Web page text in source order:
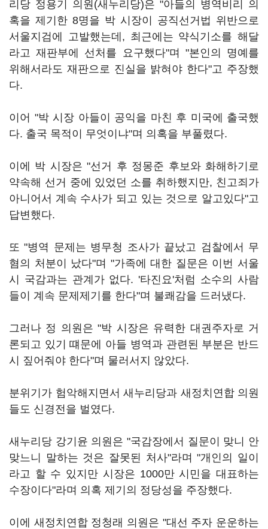
리당 정용기 의원(새누리당)은 "아들의 병역비리 의
혹을 제기한 8명을 박 시장이 공직선거법 위반으로
서울지검에 고발했는데, 최근에는 약식기소를 해달
라고 재판부에 선처를 요구했다"며 "본인의 명예를
위해서라도 재판으로 진실을 밝혀야 한다"고 주장했
다.
이어 "박 시장 아들이 공익을 마친 후 미국에 출국했
다. 출국 목적이 무엇이냐"며 의혹을 부풀렸다.
이에 박 시장은 "선거 후 정몽준 후보와 화해하기로
약속해 선거 중에 있었던 소를 취하했지만, 친고죄가
아니어서 계속 수사가 되고 있는 것으로 알고있다"고
답변했다.
또 "병역 문제는 병무청 조사가 끝났고 검찰에서 무
혐의 처분이 났다"며 "가족에 대한 질문은 이번 서울
시 국감과는 관계가 없다. '타진요'처럼 소수의 사람
들이 계속 문제제기를 한다"며 불쾌감을 드러냈다.
그러나 정 의원은 "박 시장은 유력한 대권주자로 거
론되고 있기 떄문에 아들 병역과 관련된 부분은 반드
시 짚어줘야 한다"며 물러서지 않았다.
분위기가 험악해지면서 새누리당과 새정치연합 의원
들도 신경전을 벌였다.
새누리당 강기윤 의원은 "국감장에서 질문이 맞니 안
맞느니 말하는 것은 잘못된 처사"라며 "개인의 일이
라고 할 수 있지만 시장은 1000만 시민을 대표하는
수장이다"라며 의혹 제기의 정당성을 주장했다.
이에 새정치연합 정청래 의원은 "대선 주자 운운하는